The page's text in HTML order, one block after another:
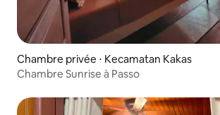
Chambre privée ⋅ Kecamatan Kakas
Chambre Sunrise à Passo